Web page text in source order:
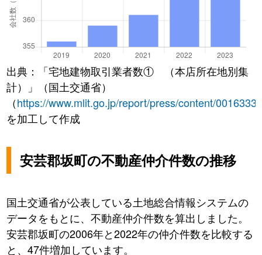
出典：「宅地建物取引業者数① （本店所在地別集
計）」（国土交通省）
（https://www.mlit.go.jp/report/press/content/
を加工して作成
安芸郡坂町の不動産仲介件数の推移
国土交通省が公表している土地総合情報システムの
データをもとに、不動産仲介件数を算出しました。
安芸郡坂町の2006年と2022年の仲介件数を比較する
と、47件増加しています。